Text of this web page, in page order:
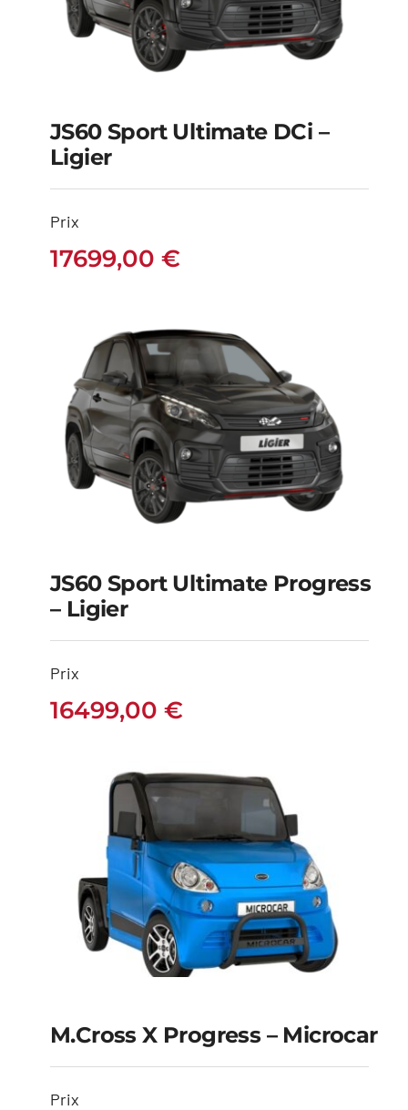
JS60 Sport Ultimate
17699,00
JS60 Sport Ultimate DCi –
Ligier
Prix
17699,00 €
JS60 Sport Ultimate
16499,00
JS60 Sport Ultimate Progress
– Ligier
Prix
16499,00 €
M.Cross X Progress –
M.Cross X Progress – Microcar
Prix